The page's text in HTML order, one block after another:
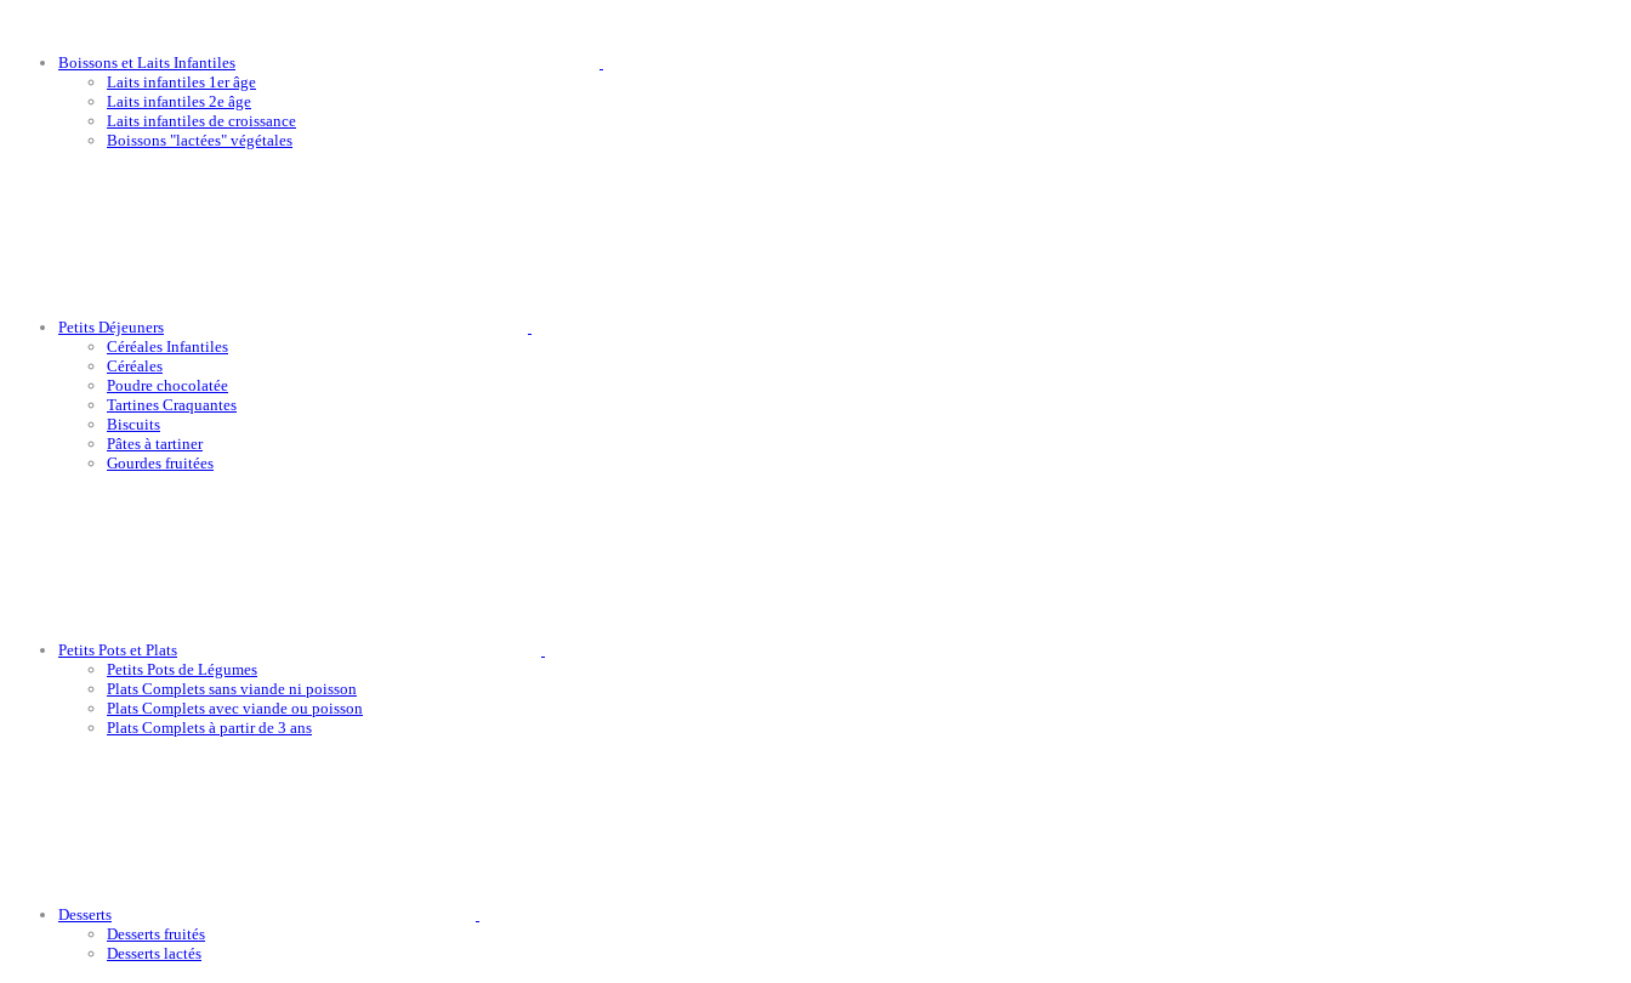
Boissons et Laits Infantiles
Laits infantiles 1er âge
Laits infantiles 2e âge
Laits infantiles de croissance
Boissons "lactées" végétales
Petits Déjeuners
Céréales Infantiles
Céréales
Poudre chocolatée
Tartines Craquantes
Biscuits
Pâtes à tartiner
Gourdes fruitées
Petits Pots et Plats
Petits Pots de Légumes
Plats Complets sans viande ni poisson
Plats Complets avec viande ou poisson
Plats Complets à partir de 3 ans
Desserts
Desserts fruités
Desserts lactés